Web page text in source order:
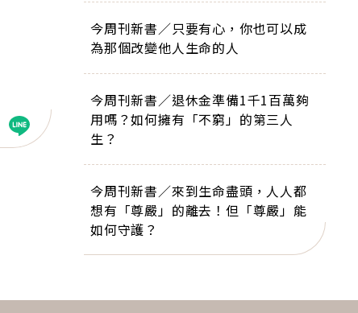
下一則 ＋
今周刊新書／只要有心，你也可以成
為那個改變他人生命的人
今周刊新書／退休金準備1千1百萬夠
用嗎？如何擁有「不窮」的第三人
生？
今周刊新書／來到生命盡頭，人人都
想有「尊嚴」的離去！但「尊嚴」能
如何守護？